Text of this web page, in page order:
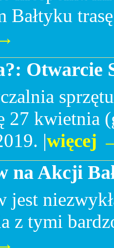
Bałtyku
Otwarcie
27 kwietnia
|więcej
na Akcji
jest
z tymi